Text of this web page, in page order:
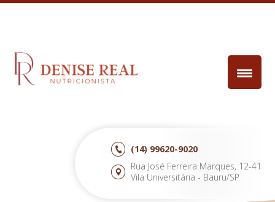
(14) 99620-9020
Rua José Ferreira Marques, 12-41
Vila Universitária - Bauru/SP